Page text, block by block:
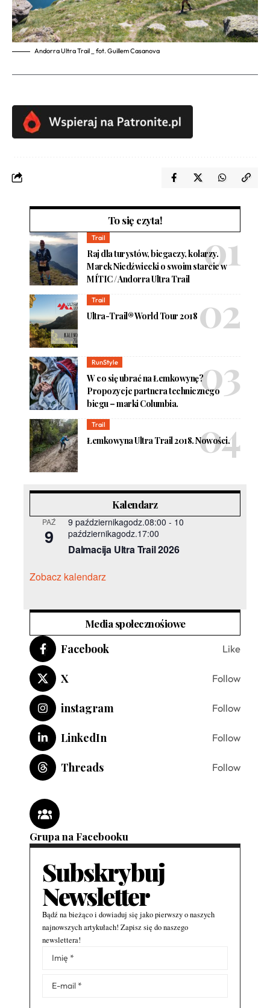
Andorra Ultra Trail _ fot. Guillem Casanova
To się czyta!
Trail
Raj dla turystów, biegaczy, kolarzy.
Marek Niedźwiecki o swoim starcie w
MÍTIC / Andorra Ultra Trail
Trail
Ultra-Trail® World Tour 2018
RunStyle
W co się ubrać na Łemkowynę?
Propozycje partnera technicznego
biegu – marki Columbia.
Trail
Łemkowyna Ultra Trail 2018. Nowości.
Kalendarz
PAŹ
9
9 październikagodz.08:00 - 10
październikagodz.17:00
Dalmacija Ultra Trail 2026
Zobacz kalendarz
Media społecznośiowe
Facebook Like
X Follow
instagram Follow
LinkedIn Follow
Threads Follow
Grupa na Facebooku
Subskrybuj
Newsletter
Bądź na bieżąco i dowiaduj się jako pierwszy o naszych
najnowszych artykułach! Zapisz się do naszego
newslettera!
Alternative: